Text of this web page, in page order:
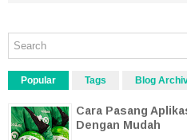
Popular Tags Blog
Cara Pasang
Dengan Mudah